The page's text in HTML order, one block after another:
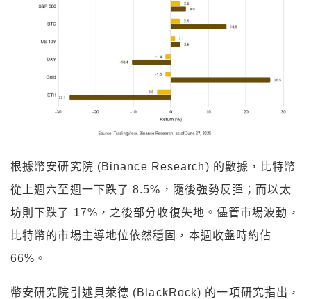
根據幣安研究院 (Binance Research) 的數據，比特幣
從上週六至週一下跌了 8.5%，隨後強勢反彈；而以太
坊則下跌了 17%，之後部分收復失地。儘管市場波動，
比特幣的市場主導地位依然穩固，本週收盤時約佔
66%。
幣安研究院引述貝萊德 (BlackRock) 的一項研究指出，